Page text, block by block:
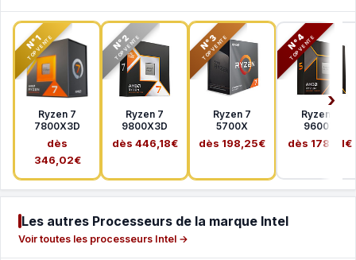
N°1
TOP VENTE
Ryzen 7
7800X3D
dès
346,02€
N°2
TOP VENTE
Ryzen 7
9800X3D
dès 446,18€
N°3
TOP VENTE
Ryzen 7
5700X
dès 198,25€
N°4
TOP VENTE
Ryzen 5
9600X
dès 178,41€
Les autres Processeurs de la marque Intel
Voir toutes les processeurs Intel →